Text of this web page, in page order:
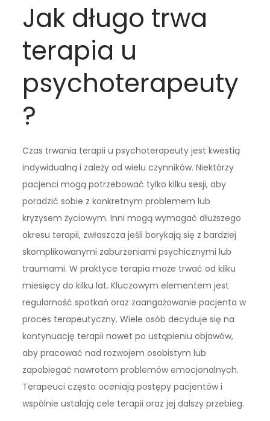
Jak długo trwa
terapia u
psychoterapeuty
?
Czas trwania terapii u psychoterapeuty jest kwestią
indywidualną i zależy od wielu czynników. Niektórzy
pacjenci mogą potrzebować tylko kilku sesji, aby
poradzić sobie z konkretnym problemem lub
kryzysem życiowym. Inni mogą wymagać dłuższego
okresu terapii, zwłaszcza jeśli borykają się z bardziej
skomplikowanymi zaburzeniami psychicznymi lub
traumami. W praktyce terapia może trwać od kilku
miesięcy do kilku lat. Kluczowym elementem jest
regularność spotkań oraz zaangażowanie pacjenta w
proces terapeutyczny. Wiele osób decyduje się na
kontynuację terapii nawet po ustąpieniu objawów,
aby pracować nad rozwojem osobistym lub
zapobiegać nawrotom problemów emocjonalnych.
Terapeuci często oceniają postępy pacjentów i
wspólnie ustalają cele terapii oraz jej dalszy przebieg.